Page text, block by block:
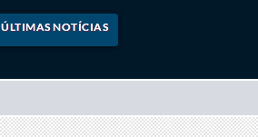
ÚLTIMAS NOTÍCIAS